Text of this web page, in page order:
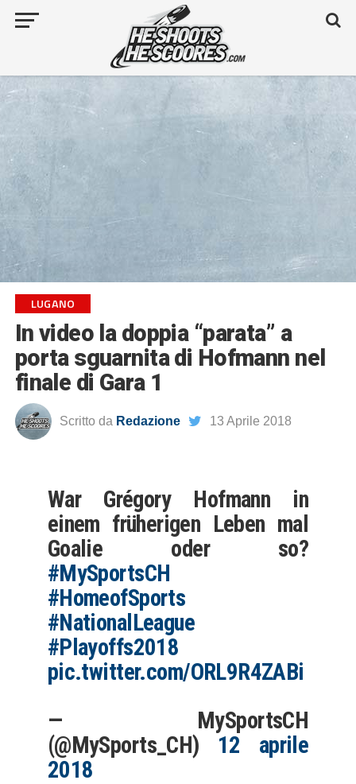
LUGANO
In video la doppia “parata” a
porta sguarnita di Hofmann nel
finale di Gara 1
Scritto da Redazione 13 Aprile 2018
War Grégory Hofmann in
einem früherigen Leben mal
Goalie oder so?
#MySportsCH
#HomeofSports
#NationalLeague
#Playoffs2018
pic.twitter.com/ORL9R4ZABi
— MySportsCH
(@MySports_CH) 12 aprile
2018